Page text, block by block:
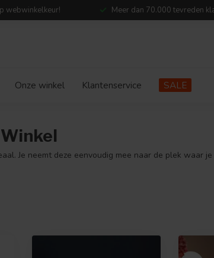
webwinkelkeur! Meer dan 70.000 tevreden
Onze winkel Klantenservice SALE
Je neemt deze eenvoudig mee naar de plek waar